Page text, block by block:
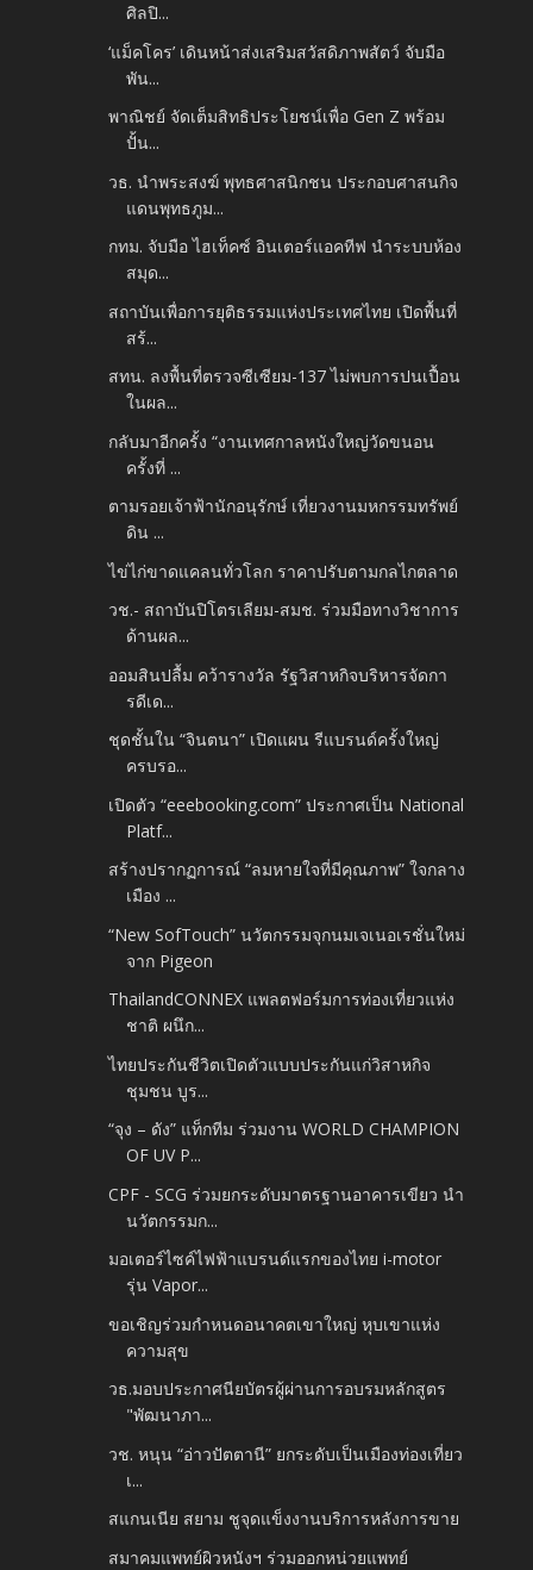
ศิลปิ...
‘แม็คโคร’ เดินหน้าส่งเสริมสวัสดิภาพสัตว์ จับมือ
พัน...
พาณิชย์ จัดเต็มสิทธิประโยชน์เพื่อ Gen Z พร้อม
ปั้น...
วธ. นำพระสงฆ์ พุทธศาสนิกชน ประกอบศาสนกิจ
แดนพุทธภูม...
กทม. จับมือ ไฮเท็คซ์ อินเตอร์แอคทีฟ นำระบบห้อง
สมุด...
สถาบันเพื่อการยุติธรรมแห่งประเทศไทย เปิดพื้นที่
สร้...
สทน. ลงพื้นที่ตรวจซีเซียม-137 ไม่พบการปนเปื้อน
ในผล...
กลับมาอีกครั้ง “งานเทศกาลหนังใหญ่วัดขนอน
ครั้งที่ ...
ตามรอยเจ้าฟ้านักอนุรักษ์ เที่ยวงานมหกรรมทรัพย์
ดิน ...
ไข่ไก่ขาดแคลนทั่วโลก ราคาปรับตามกลไกตลาด
วช.- สถาบันปิโตรเลียม-สมช. ร่วมมือทางวิชาการ
ด้านผล...
ออมสินปลื้ม คว้ารางวัล รัฐวิสาหกิจบริหารจัดกา
รดีเด...
ชุดชั้นใน “จินตนา” เปิดแผน รีแบรนด์ครั้งใหญ่
ครบรอ...
เปิดตัว “eeebooking.com” ประกาศเป็น National
Platf...
สร้างปรากฏการณ์ “ลมหายใจที่มีคุณภาพ” ใจกลาง
เมือง ...
“New SofTouch” นวัตกรรมจุกนมเจเนอเรชั่นใหม่
จาก Pigeon
ThailandCONNEX แพลตฟอร์มการท่องเที่ยวแห่ง
ชาติ ผนึก...
ไทยประกันชีวิตเปิดตัวแบบประกันแก่วิสาหกิจ
ชุมชน บูร...
“จุง – ดัง” แท็กทีม ร่วมงาน WORLD CHAMPION
OF UV P...
CPF - SCG ร่วมยกระดับมาตรฐานอาคารเขียว นำ
นวัตกรรมก...
มอเตอร์ไซค์ไฟฟ้าแบรนด์แรกของไทย i-motor
รุ่น Vapor...
ขอเชิญร่วมกำหนดอนาคตเขาใหญ่ หุบเขาแห่ง
ความสุข
วธ.มอบประกาศนียบัตรผู้ผ่านการอบรมหลักสูตร
"พัฒนาภา...
วช. หนุน “อ่าวปัตตานี” ยกระดับเป็นเมืองท่องเที่ยว
เ...
สแกนเนีย สยาม ชูจุดแข็งงานบริการหลังการขาย
สมาคมแพทย์ผิวหนังฯ ร่วมออกหน่วยแพทย์